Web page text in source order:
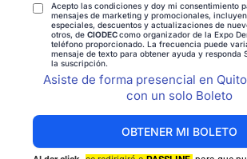
Acepto las condiciones y doy mi consentimiento
mensajes de marketing y promocionales,
especiales, descuentos y actualizaciones de
otros, de CIODECcomo organizador de la Expo
teléfono proporcionado. La frecuencia puede
mensaje de texto para obtener ayuda y responda
la suscripción.
Asiste de forma presencial en
con un solo Boleto
OBTENER MI BOLETO